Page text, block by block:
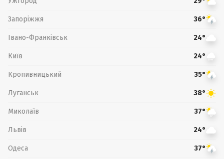
Запоріжжя 36°
Івано-Франківськ 24°
Київ 24°
Кропивницький 35°
Луганськ 38°
Миколаїв 37°
Львів 24°
Одеса 37°